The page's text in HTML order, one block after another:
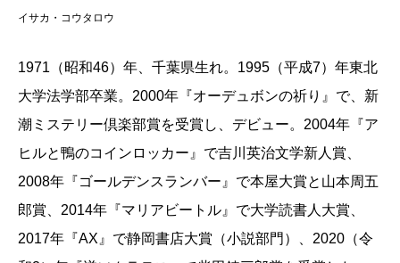
イサカ・コウタロウ
1971（昭和46）年、千葉県生れ。1995（平成7）年東北
大学法学部卒業。2000年『オーデュボンの祈り』で、新
潮ミステリー倶楽部賞を受賞し、デビュー。2004年『ア
ヒルと鴨のコインロッカー』で吉川英治文学新人賞、
2008年『ゴールデンスランバー』で本屋大賞と山本周五
郎賞、2014年『マリアビートル』で大学読書人大賞、
2017年『AX』で静岡書店大賞（小説部門）、2020（令